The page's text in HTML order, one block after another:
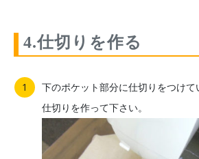
4.仕切りを作る
下のポケット部分に仕切りをつけ
仕切りを作って下さい。